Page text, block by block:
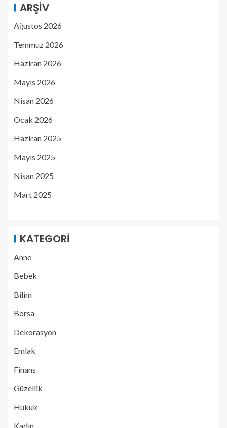
ARŞIV
Ağustos 2026
Temmuz 2026
Haziran 2026
Mayıs 2026
Nisan 2026
Ocak 2026
Haziran 2025
Mayıs 2025
Nisan 2025
Mart 2025
KATEGORI
Anne
Bebek
Bilim
Borsa
Dekorasyon
Emlak
Finans
Güzellik
Hukuk
Kadın